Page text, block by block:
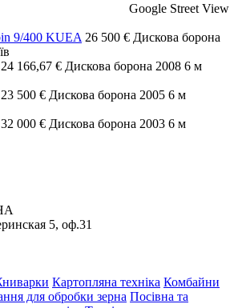
Google Street View
9/400 KUEA 26 500 € Дискова борона
24 166,67 € Дискова борона 2008 6 м
23 500 € Дискова борона 2005 6 м
32 000 € Дискова борона 2003 6 м
5, оф.31
Картопляна техніка Комбайни
для обробки зерна Посівна та